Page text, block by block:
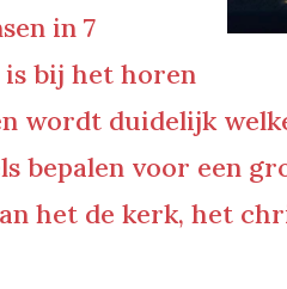
in 7
bij het horen
wordt duidelijk
bepalen voor een
het de kerk, het